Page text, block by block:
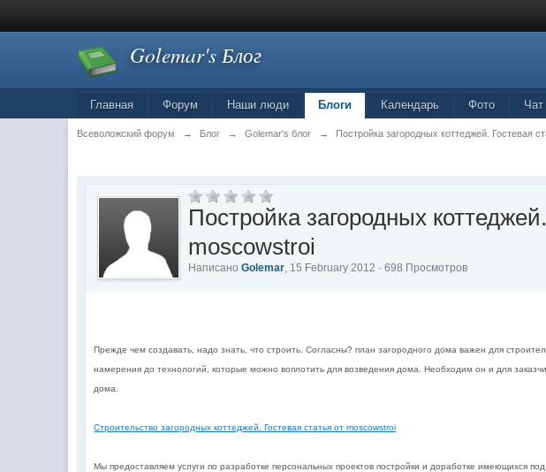
Golemar's Блог
Главная Форум Наши люди Блоги Календарь Фото Чат
Всеволожский форум → Блог → Golemar's блог → Постройка загородных коттеджей. Гостевая
Постройка загородных
moscowstroi
НаписаноGolemar , 15 February 2012 · 698 Просмотров
Прежде чем создавать, надо знать, что строить. Согласны? план загородного дома важен для
намерения до технологий, которые можно воплотить для возведения дома. Необходим он и для
дома.
Строительство загородных коттеджей. Гостевая статья от moscowstroi
Мы предоставляем услуги по разработке персональных проектов постройки и доработке имеющихся